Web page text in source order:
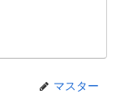
マスター